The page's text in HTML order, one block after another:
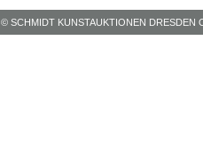
© SCHMIDT KUNSTAUKTIONEN DRESDEN